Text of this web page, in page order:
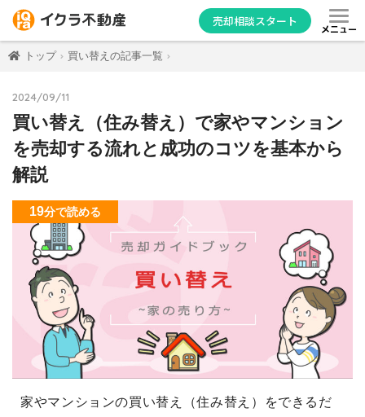
売却相談スタート
メニュー
トップ 買い替えの記事一覧
2024/09/11
買い替え（住み替え）で家やマンション
を売却する流れと成功のコツを基本から
解説
19分で読める
家やマンションの買い替え（住み替え）をできるだ